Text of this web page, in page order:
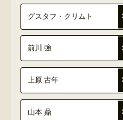
グスタフ・クリムト
前川 強
上原 古年
山本 鼎